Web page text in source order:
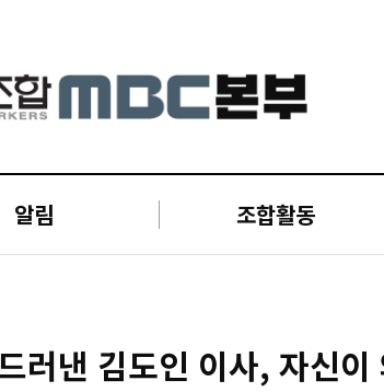
알림 조합활동
러낸 김도인 이사, 자신이